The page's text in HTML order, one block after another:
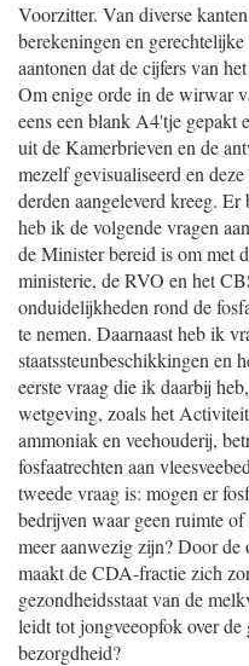
Voorzitter. Van diverse
berekeningen en
aantonen dat de cijfers van
Om enige orde in de wirwar
eens een blank A4'tje gepakt
uit de Kamerbrieven en de
mezelf gevisualiseerd en
derden aangeleverd kreeg.
heb ik de volgende vragen
de Minister bereid is om met
ministerie, de RVO en het
onduidelijkheden rond de
te nemen. Daarnaast heb ik
staatssteunbeschikkingen en
eerste vraag die ik daarbij
wetgeving, zoals het
ammoniak en veehouderij,
fosfaatrechten aan
tweede vraag is: mogen er
bedrijven waar geen ruimte
meer aanwezig zijn? Door de
maakt de CDA-fractie zich
gezondheidsstaat van de
leidt tot jongveeopfok over
bezorgdheid?